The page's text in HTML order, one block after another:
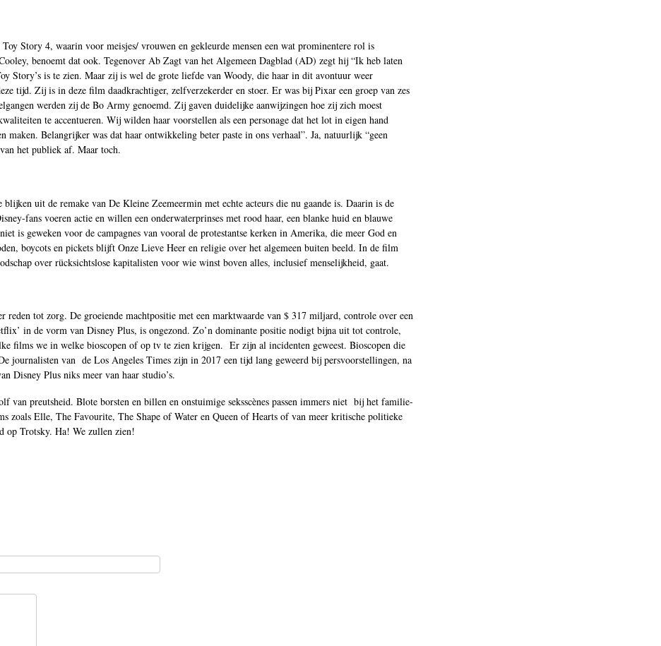
Story 4, waarin voor meisjes/ vrouwen en gekleurde mensen een wat prominentere rol is
benoemt dat ook. Tegenover Ab Zagt van het Algemeen Dagblad (AD) zegt hij “Ik heb laten
Story’s is te zien. Maar zij is wel de grote liefde van Woody, die haar in dit avontuur weer
tijd. Zij is in deze film daadkrachtiger, zelfverzekerder en stoer. Er was bij Pixar een groep van zes
werden zij de Bo Army genoemd. Zij gaven duidelijke aanwijzingen hoe zij zich moest
te accentueren. Wij wilden haar voorstellen als een personage dat het lot in eigen hand
Belangrijker was dat haar ontwikkeling beter paste in ons verhaal”. Ja, natuurlijk “geen
het publiek af. Maar toch.
uit de remake van De Kleine Zeemeermin met echte acteurs die nu gaande is. Daarin is de
fans voeren actie en willen een onderwaterprinses met rood haar, een blanke huid en blauwe
is geweken voor de campagnes van vooral de protestantse kerken in Amerika, die meer God en
boycots en pickets blijft Onze Lieve Heer en religie over het algemeen buiten beeld. In de film
over rücksichtslose kapitalisten voor wie winst boven alles, inclusief menselijkheid, gaat.
tot zorg. De groeiende machtpositie met een marktwaarde van $ 317 miljard, controle over een
in de vorm van Disney Plus, is ongezond. Zo’n dominante positie nodigt bijna uit tot controle,
films we in welke bioscopen of op tv te zien krijgen. Er zijn al incidenten geweest. Bioscopen die
journalisten van de Los Angeles Times zijn in 2017 een tijd lang geweerd bij persvoorstellingen, na
Disney Plus niks meer van haar studio’s.
preutsheid. Blote borsten en billen en onstuimige seksscènes passen immers niet bij het familie-
zoals Elle, The Favourite, The Shape of Water en Queen of Hearts of van meer kritische politieke
op Trotsky. Ha! We zullen zien!